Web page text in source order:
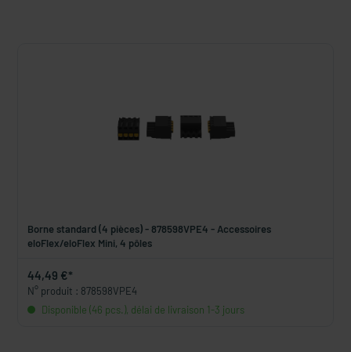
Borne standard (4 pièces) - 878598VPE4 - Accessoires
eloFlex/eloFlex Mini, 4 pôles
44,49 €*
N° produit : 878598VPE4
Disponible (46 pcs.), délai de livraison 1-3 jours